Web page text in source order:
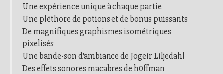
Une expérience unique à chaque partie
Une pléthore de potions et de bonus puissants
De magnifiques graphismes isométriques
pixelisés
Une bande-son d'ambiance de Jogeir Liljedahl
Des effets sonores macabres de h0ffman